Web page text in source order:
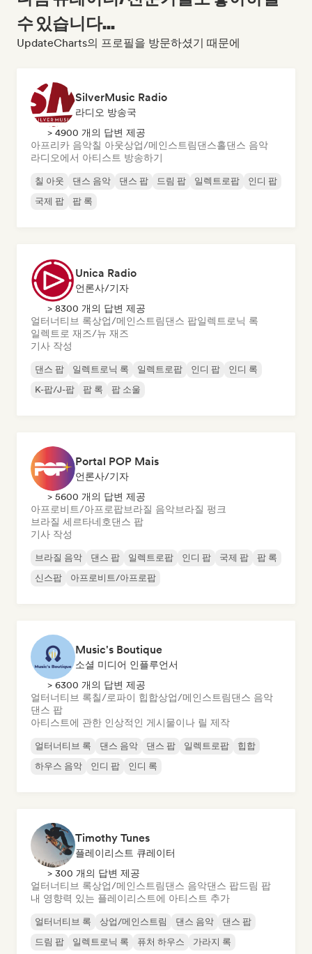
수 있습니다...
UpdateCharts의 프로필을 방문하셨기 때문에
SilverMusic Radio
라디오 방송국
> 4900 개의 답변 제공
아프리카 음악칠 아웃상업/메인스트림댄스홀댄스 음악
라디오에서 아티스트 방송하기
칠 아웃 댄스 음악 댄스 팝 드림 팝 일렉트로팝
인디 팝
국제 팝
팝 록
Unica Radio
언론사/기자
> 8300 개의 답변 제공
얼터너티브 록상업/메인스트림댄스 팝일렉트로닉 록
일렉트로 재즈/뉴 재즈
기사 작성
댄스 팝 일렉트로닉 록 일렉트로팝 인디 팝
인디 록
K-팝/J-팝
팝 록 팝 소울
Portal POP Mais
언론사/기자
> 5600 개의 답변 제공
아프로비트/아프로팝브라질 음악브라질 펑크
브라질 세르타네호댄스 팝
기사 작성
브라질 음악 댄스 팝 일렉트로팝 인디 팝 국제 팝
팝 록
신스팝
아프로비트/아프로팝
Music's Boutique
소셜 미디어 인플루언서
> 6300 개의 답변 제공
얼터너티브 록칠/로파이 힙합상업/메인스트림댄스 음악
댄스 팝
아티스트에 관한 인상적인 게시물이나 릴 제작
얼터너티브 록 댄스 음악 댄스 팝 일렉트로팝
힙합
하우스 음악
인디 팝 인디 록
Timothy Tunes
플레이리스트 큐레이터
> 300 개의 답변 제공
얼터너티브 록상업/메인스트림댄스 음악댄스 팝드림 팝
내 영향력 있는 플레이리스트에 아티스트 추가
얼터너티브 록 상업/메인스트림 댄스 음악
댄스 팝
드림 팝
일렉트로닉 록 퓨처 하우스 가라지 록